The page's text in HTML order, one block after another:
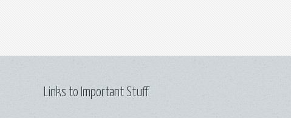
Links to Important Stuff